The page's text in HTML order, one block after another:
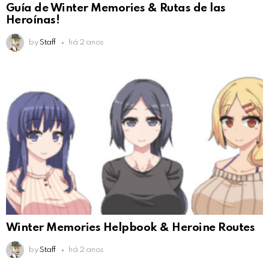
Guía de Winter Memories & Rutas de las
Heroínas!
by Staff há 2 anos
Winter Memories Helpbook & Heroine Routes
by Staff há 2 anos